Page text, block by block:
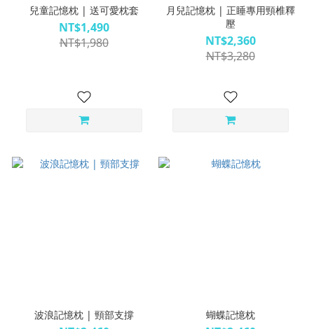
兒童記憶枕 | 送可愛枕套
NT$1,490
NT$1,980
月兒記憶枕 | 正睡專用頸椎釋
壓
NT$2,360
NT$3,280
波浪記憶枕 | 頸部支撐 蝴蝶記憶枕